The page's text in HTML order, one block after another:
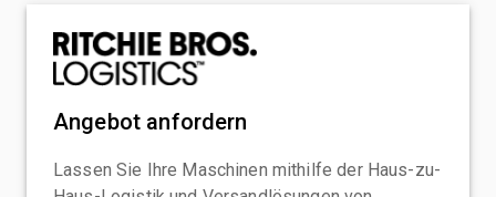
Angebot anfordern
Lassen Sie Ihre Maschinen mithilfe der Haus-zu-